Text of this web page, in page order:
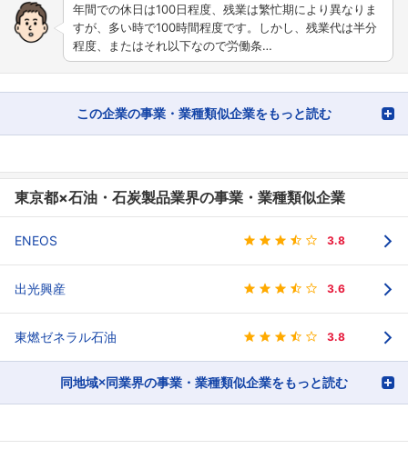
年間での休日は100日程度、残業は繁忙期により異なりま
すが、多い時で100時間程度です。しかし、残業代は半分
程度、またはそれ以下なので労働条…
この企業の事業・業種類似企業をもっと読む
東京都×石油・石炭製品業界の事業・業種類似企業
ENEOS 3.8
出光興産 3.6
東燃ゼネラル石油 3.8
同地域×同業界の事業・業種類似企業をもっと読む